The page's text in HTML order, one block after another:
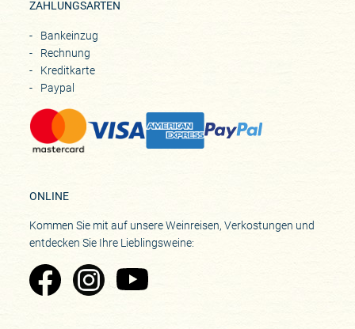
ZAHLUNGSARTEN
Bankeinzug
Rechnung
Kreditkarte
Paypal
ONLINE
Kommen Sie mit auf unsere Weinreisen, Verkostungen und
entdecken Sie Ihre Lieblingsweine:
Zu Pinard's Facebook-Seite
Zu Pinard's Instagram-Seite
Zu Pinard's YouTube-Seite